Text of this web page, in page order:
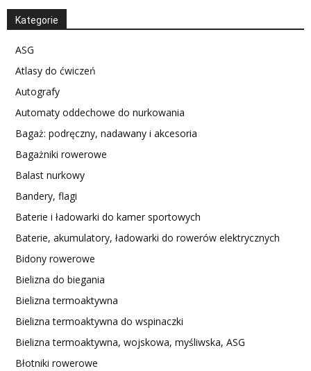
Kategorie
ASG
Atlasy do ćwiczeń
Autografy
Automaty oddechowe do nurkowania
Bagaż: podręczny, nadawany i akcesoria
Bagażniki rowerowe
Balast nurkowy
Bandery, flagi
Baterie i ładowarki do kamer sportowych
Baterie, akumulatory, ładowarki do rowerów elektrycznych
Bidony rowerowe
Bielizna do biegania
Bielizna termoaktywna
Bielizna termoaktywna do wspinaczki
Bielizna termoaktywna, wojskowa, myśliwska, ASG
Błotniki rowerowe